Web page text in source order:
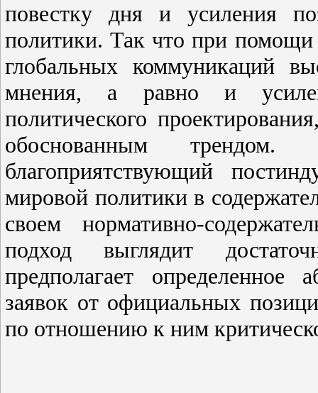
повестку дня и усиления
политики. Так что при
глобальных коммуникаций
мнения, а равно и
политического
обоснованным
благоприятствующий
мировой политики в
своем нормативно-
подход выглядит
предполагает определенное
заявок от официальных
по отношению к ним